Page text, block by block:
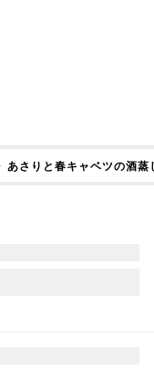
あさりと春キャベツの酒蒸